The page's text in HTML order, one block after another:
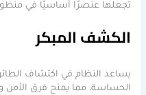
تجعلها عنصرًا أساسيًا في
الكشف المبكر
يساعد النظام في اكتشاف
الحساسة، مما يمنح فرق الأمن